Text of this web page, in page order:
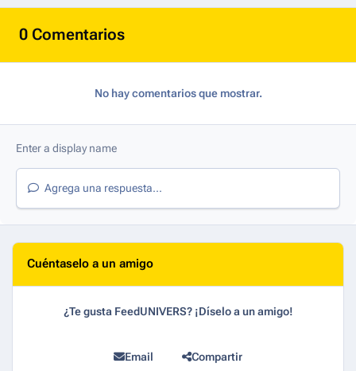
0 Comentarios
No hay comentarios que mostrar.
Agrega una respuesta...
Cuéntaselo a un amigo
¿Te gusta FeedUNIVERS? ¡Díselo a un amigo!
Email Compartir